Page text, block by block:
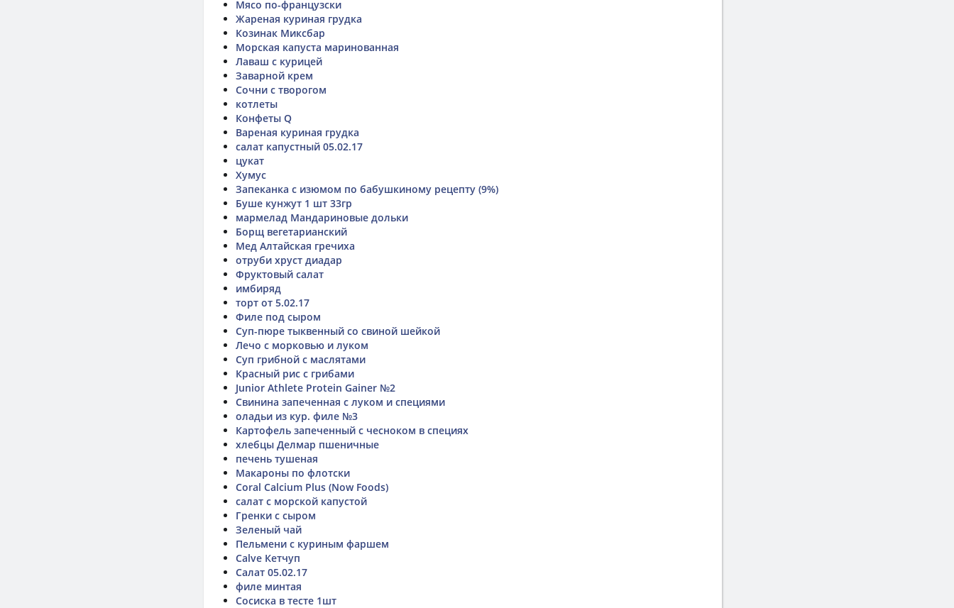
Мясо по-французски
Жареная куриная грудка
Козинак Миксбар
Морская капуста маринованная
Лаваш с курицей
Заварной крем
Сочни с творогом
котлеты
Конфеты Q
Вареная куриная грудка
салат капустный 05.02.17
цукат
Хумус
Запеканка с изюмом по бабушкиному рецепту (9%)
Буше кунжут 1 шт 33гр
мармелад Мандариновые дольки
Борщ вегетарианский
Мед Алтайская гречиха
отруби хруст диадар
Фруктовый салат
имбиряд
торт от 5.02.17
Филе под сыром
Суп-пюре тыквенный со свиной шейкой
Лечо с морковью и луком
Суп грибной с маслятами
Красный рис с грибами
Junior Athlete Protein Gainer №2
Свинина запеченная с луком и специями
оладьи из кур. филе №3
Картофель запеченный с чесноком в специях
хлебцы Делмар пшеничные
печень тушеная
Макароны по флотски
Coral Calcium Plus (Now Foods)
салат с морской капустой
Гренки с сыром
Зеленый чай
Пельмени с куриным фаршем
Calve Кетчуп
Салат 05.02.17
филе минтая
Сосиска в тесте 1шт